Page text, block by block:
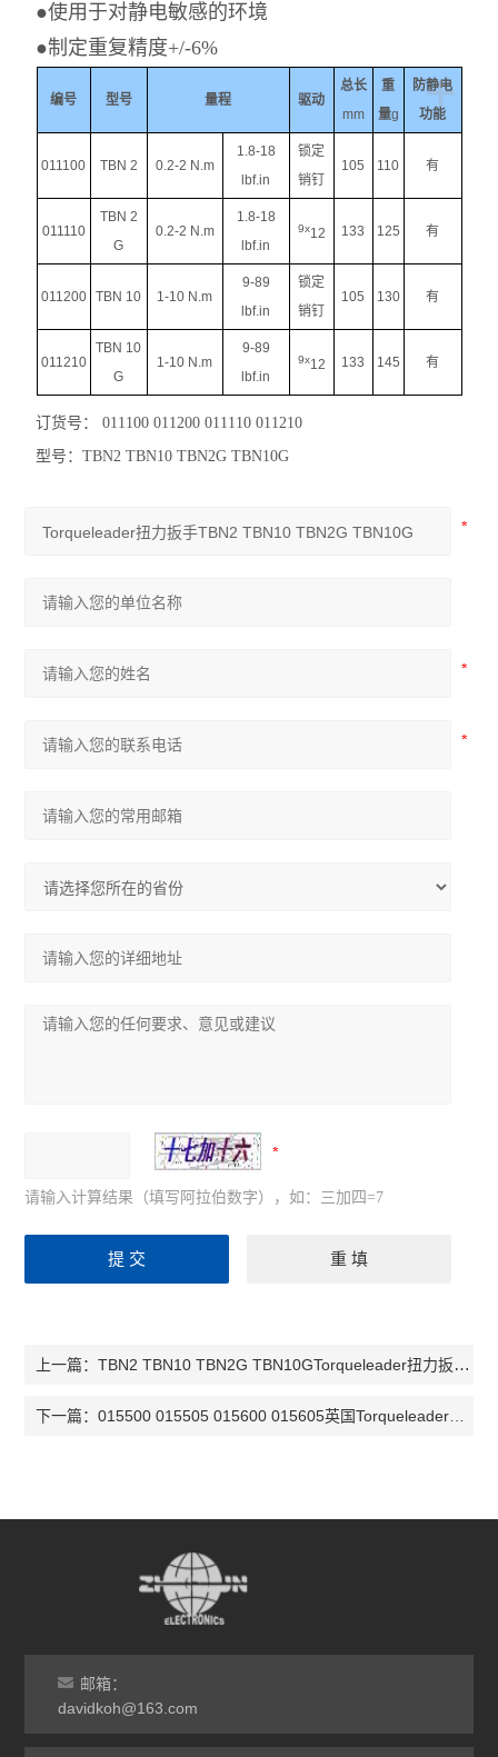
●使用于对静电敏感的环境
●制定重复精度+/-6%
+
编号 型号 量程 驱动
总长
mm
重
量g
防静电
功能
011100 TBN 2 0.2-2 N.m
1.8-18
lbf.in
锁定
销钉
105 110 有
011110
TBN 2
G
0.2-2 N.m
1.8-18
lbf.in
9x12 133 125 有
011200 TBN 10 1-10 N.m
9-89
lbf.in
锁定
销钉
105 130 有
011210
TBN 10
G
1-10 N.m
9-89
lbf.in
9x12 133 145 有
订货号： 011100 011200 011110 011210
型号：TBN2 TBN10 TBN2G TBN10G
请输入计算结果（填写阿拉伯数字），如：三加四=7
上一篇：TBN2 TBN10 TBN2G TBN10GTorqueleader扭力扳手011100 011200 011110 011210
下一篇：015500 015505 015600 015605英国Torqueleader扭力螺丝刀015520 015525 015620 015540
邮箱：
davidkoh@163.com